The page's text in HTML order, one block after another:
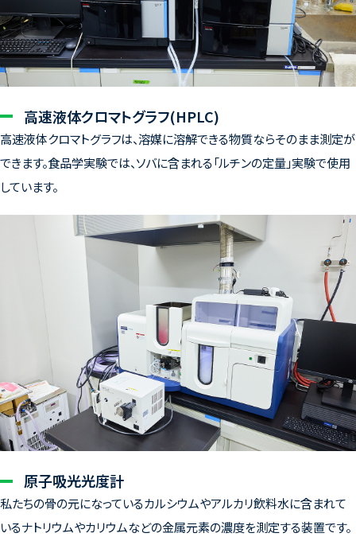
高速液体クロマトグラフ(HPLC)
高速液体クロマトグラフは、溶媒に溶解できる物質ならそのまま測定が
できます。食品学実験では、ソバに含まれる「ルチンの定量」実験で使用
しています。
原子吸光光度計
私たちの骨の元になっているカルシウムやアルカリ飲料水に含まれて
いるナトリウムやカリウムなどの金属元素の濃度を測定する装置です。